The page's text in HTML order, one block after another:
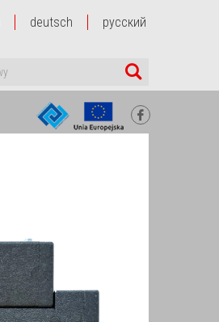
deutsch русский